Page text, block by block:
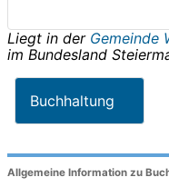
Liegt in der Gemeinde
im Bundesland
Buchhaltung
Allgemeine Information zu